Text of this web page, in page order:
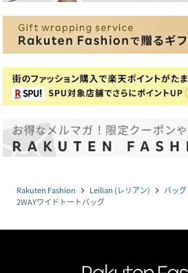
Rakuten Fashion navigate_next Leilian (レリアン) navigate_next バッグ
2WAYワイドトートバッグ